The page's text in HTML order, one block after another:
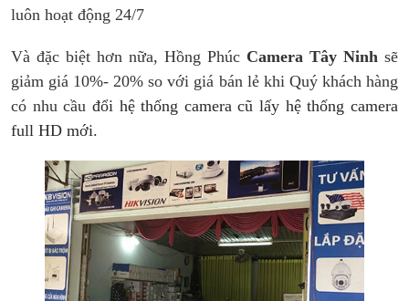
luôn hoạt động 24/7
Và đặc biệt hơn nữa, Hồng Phúc Camera Tây Ninh sẽ
giảm giá 10%- 20% so với giá bán lẻ khi Quý khách hàng
có nhu cầu đổi hệ thống camera cũ lấy hệ thống camera
full HD mới.